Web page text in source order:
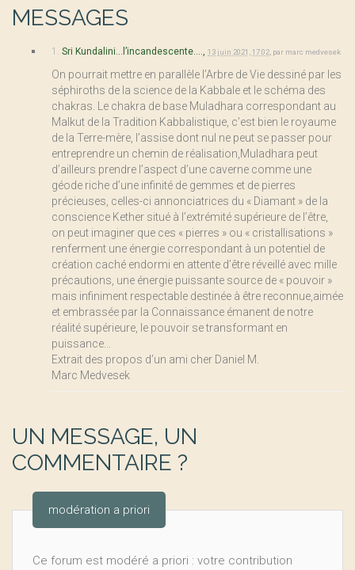
MESSAGES
1. Sri Kundalini...l’incandescente...., 13 juin 2021, 17:02 par marc medvesek
On pourrait mettre en parallèle l’Arbre de Vie dessiné par les
séphiroths de la science de la Kabbale et le schéma des
chakras. Le chakra de base Muladhara correspondant au
Malkut de la Tradition Kabbalistique, c’est bien le royaume
de la Terre-mère, l’assise dont nul ne peut se passer pour
entreprendre un chemin de réalisation,Muladhara peut
d’ailleurs prendre l’aspect d’une caverne comme une
géode riche d’une infinité de gemmes et de pierres
précieuses, celles-ci annonciatrices du « Diamant » de la
conscience Kether situé à l’extrémité supérieure de l’être,
on peut imaginer que ces « pierres » ou « cristallisations »
renferment une énergie correspondant à un potentiel de
création caché endormi en attente d’être réveillé avec mille
précautions, une énergie puissante source de « pouvoir »
mais infiniment respectable destinée à être reconnue,aimée
et embrassée par la Connaissance émanent de notre
réalité supérieure, le pouvoir se transformant en
puissance...
Extrait des propos d’un ami cher Daniel M.
Marc Medvesek
UN MESSAGE, UN
COMMENTAIRE ?
modération a priori
Ce forum est modéré a priori : votre contribution